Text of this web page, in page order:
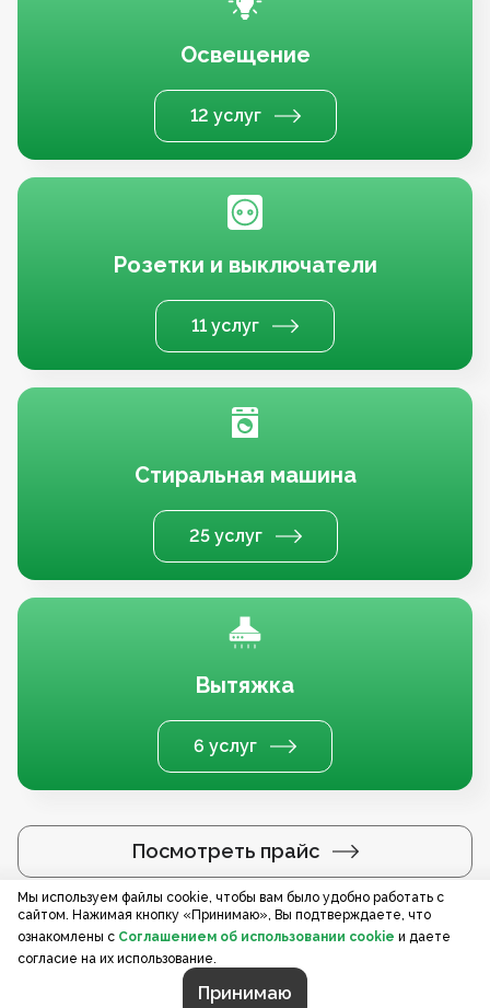
Освещение
12 услуг
Розетки и выключатели
11 услуг
Стиральная машина
25 услуг
Вытяжка
6 услуг
Посмотреть прайс
Услуги по регионам
Мы используем файлы cookie, чтобы вам было удобно работать с
сайтом. Нажимая кнопку «Принимаю», Вы подтверждаете, что
ознакомлены с Соглашением об использовании cookie и даете
согласие на их использование.
Принимаю